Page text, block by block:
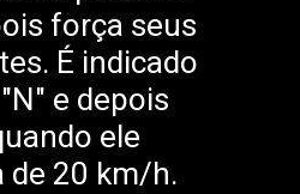
força seus
É indicado
e depois
ele
de 20 km/h.